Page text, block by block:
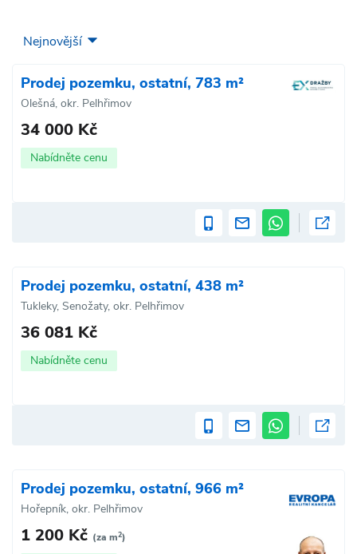
Prodej pozemku, ostatní, 783 m²
Olešná, okr. Pelhřimov
34 000 Kč
Nabídněte cenu
Prodej pozemku, ostatní, 438 m²
Tukleky, Senožaty, okr. Pelhřimov
36 081 Kč
Nabídněte cenu
Prodej pozemku, ostatní, 966 m²
Hořepník, okr. Pelhřimov
1 200 Kč (za m2)